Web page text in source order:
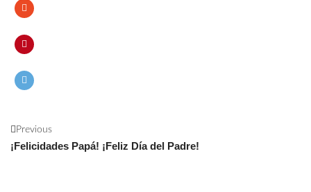
Previous
¡Felicidades Papá! ¡Feliz Día del Padre!